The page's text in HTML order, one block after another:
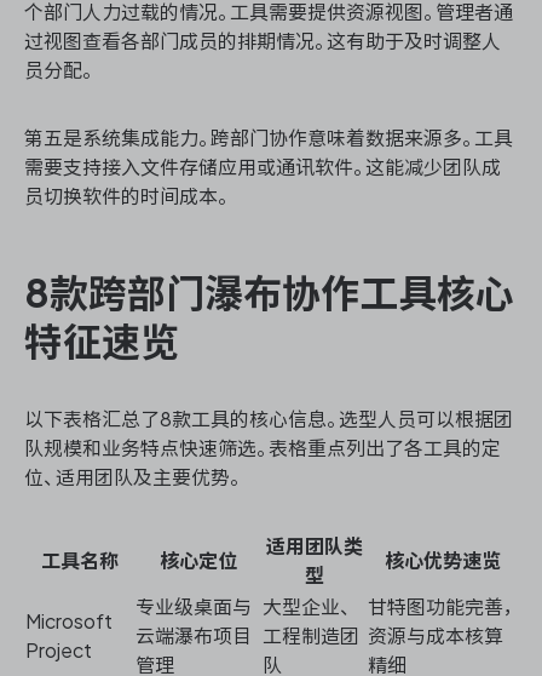
个部门人力过载的情况。工具需要提供资源视图。管理者通
过视图查看各部门成员的排期情况。这有助于及时调整人
员分配。
第五是系统集成能力。跨部门协作意味着数据来源多。工具
需要支持接入文件存储应用或通讯软件。这能减少团队成
员切换软件的时间成本。
8款跨部门瀑布协作工具核心
特征速览
以下表格汇总了8款工具的核心信息。选型人员可以根据团
队规模和业务特点快速筛选。表格重点列出了各工具的定
位、适用团队及主要优势。
工具名称 核心定位
适用团队类
型
核心优势速览
Microsoft
Project
专业级桌面与
云端瀑布项目
管理
大型企业、
工程制造团
队
甘特图功能完善，
资源与成本核算
精细